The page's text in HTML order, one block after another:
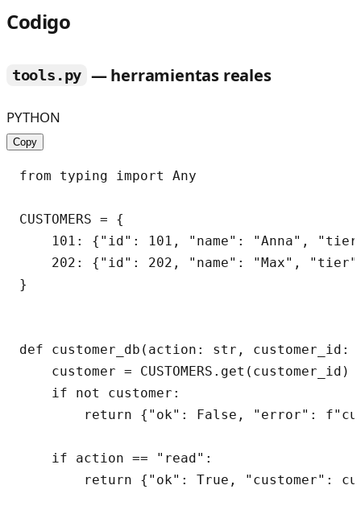
Codigo
tools.py — herramientas reales
PYTHON
Copy
from typing import Any
CUSTOMERS = {
101: {"id": 101, "name": "Anna",
202: {"id": 202, "name": "Max",
}
def customer_db(action: str,
    customer = CUSTOMERS.get(customer_id)
    if not customer:
return {"ok": False, "error":
    if action == "read":
return {"ok": True, "customer":